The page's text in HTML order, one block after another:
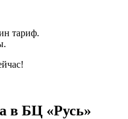
тариф.
в БЦ «Русь»